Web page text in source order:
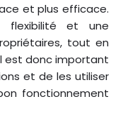
et plus efficace.
flexibilité et une
tout en
est donc important
et de les utiliser
fonctionnement